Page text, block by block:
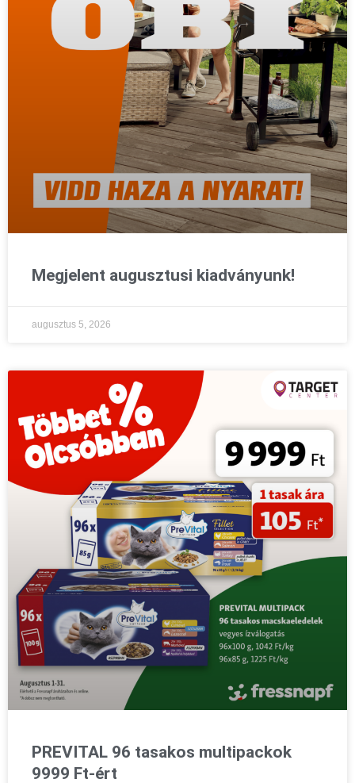
Megjelent augusztusi kiadványunk!
augusztus 5, 2026
PREVITAL 96 tasakos multipackok
9999 Ft-ért